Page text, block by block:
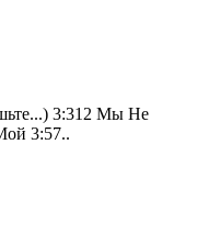
3:312 Мы Не
3:57..